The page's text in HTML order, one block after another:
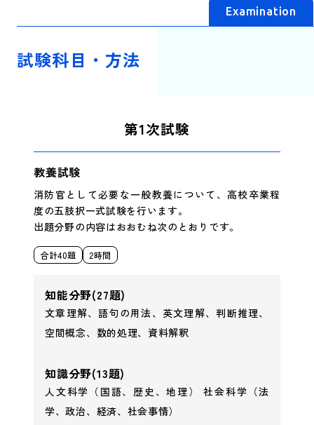
Examination
試験科目・方法
第1次試験
教養試験
消防官として必要な一般教養について、高校卒業程
度の五肢択一式試験を行います。
出題分野の内容はおおむね次のとおりです。
合計40題 2時間
知能分野(27題)
文章理解、語句の用法、英文理解、判断推理、
空間概念、数的処理、資料解釈
知識分野(13題)
人文科学（国語、歴史、地理） 社会科学（法
学、政治、経済、社会事情）